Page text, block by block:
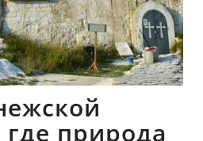
где природа